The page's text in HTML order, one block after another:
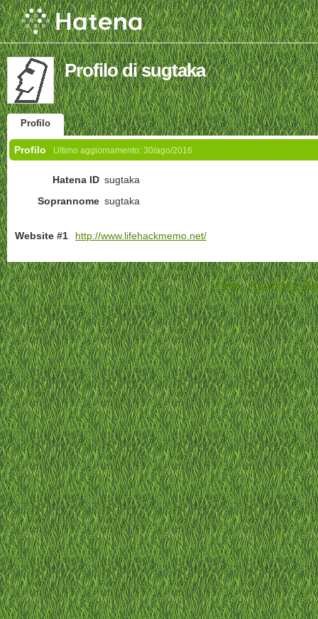
Profilo di sugtaka
Profilo
Profilo Ultimo aggiornamento: 30/ago/2016
Hatena ID sugtaka
Soprannome sugtaka
Website #1 http://www.lifehackmemo.net/
Home-Accordo con